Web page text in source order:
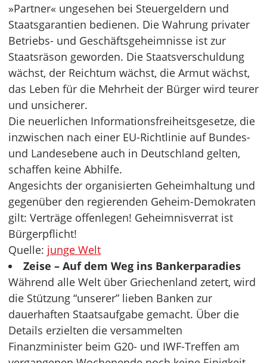
»Partner« ungesehen bei Steuergeldern und
Staatsgarantien bedienen. Die Wahrung privater
Betriebs- und Geschäftsgeheimnisse ist zur
Staatsräson geworden. Die Staatsverschuldung
wächst, der Reichtum wächst, die Armut wächst,
das Leben für die Mehrheit der Bürger wird teurer
und unsicherer.
Die neuerlichen Informationsfreiheitsgesetze, die
inzwischen nach einer EU-Richtlinie auf Bundes-
und Landesebene auch in Deutschland gelten,
schaffen keine Abhilfe.
Angesichts der organisierten Geheimhaltung und
gegenüber den regierenden Geheim-Demokraten
gilt: Verträge offenlegen! Geheimnisverrat ist
Bürgerpflicht!
Quelle: junge Welt
Zeise – Auf dem Weg ins Bankerparadies
Während alle Welt über Griechenland zetert, wird
die Stützung “unserer” lieben Banken zur
dauerhaften Staatsaufgabe gemacht. Über die
Details erzielten die versammelten
Finanzminister beim G20- und IWF-Treffen am